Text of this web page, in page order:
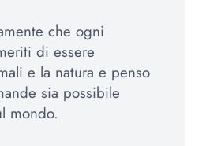
che ogni
di essere
e la natura e penso
sia possibile
mondo.